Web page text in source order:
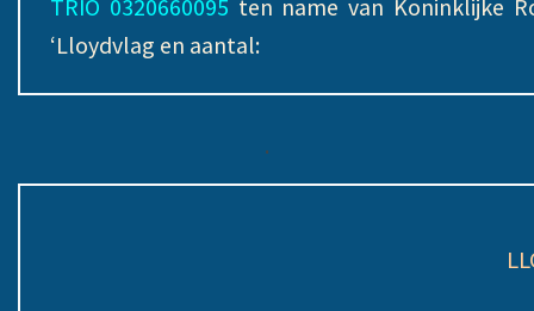
TRIO 0320660095 ten name van Koninklijke
‘Lloydvlag en aantal:
.